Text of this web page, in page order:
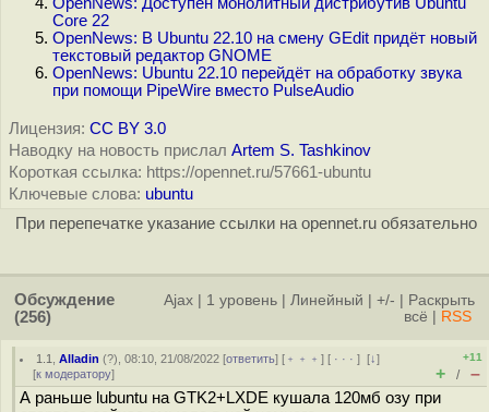
Core 22
OpenNews: В Ubuntu 22.10 на смену GEdit придёт новый
текстовый редактор GNOME
OpenNews: Ubuntu 22.10 перейдёт на обработку звука
при помощи PipeWire вместо PulseAudio
Лицензия: CC BY 3.0
Наводку на новость прислал Artem S. Tashkinov
Короткая ссылка: https://opennet.ru/57661-ubuntu
Ключевые слова: ubuntu
При перепечатке указание ссылки на opennet.ru обязательно
Обсуждение
(256)
Ajax 1 уровень Линейный +/-
Раскрыть
всё
RSS
1.1 ,Alladin (?), 08:10, 21/08/2022 [ответить] [ ﹢﹢﹢] [ · · ·][↓]
[к модератору]
+11
+ / –
А раньше lubuntu на GTK2+LXDE кушала 120мб озу при